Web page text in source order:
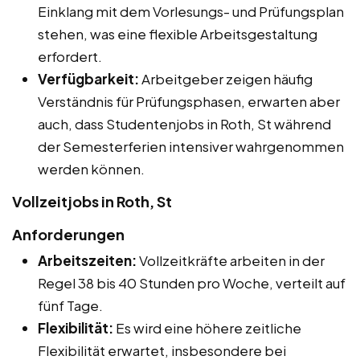
Einklang mit dem Vorlesungs- und Prüfungsplan
stehen, was eine flexible Arbeitsgestaltung
erfordert.
Verfügbarkeit:Arbeitgeber zeigen häufig
Verständnis für Prüfungsphasen, erwarten aber
auch, dass Studentenjobs in Roth, St während
der Semesterferien intensiver wahrgenommen
werden können.
Vollzeitjobs in Roth, St
Anforderungen
Arbeitszeiten:Vollzeitkräfte arbeiten in der
Regel 38 bis 40 Stunden pro Woche, verteilt auf
fünf Tage.
Flexibilität: Es wird eine höhere zeitliche
Flexibilität erwartet, insbesondere bei